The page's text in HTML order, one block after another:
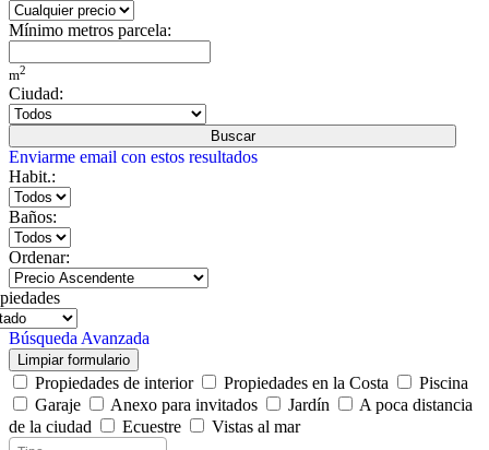
Mínimo metros parcela:
m2
Ciudad:
Buscar
Enviarme email con estos resultados
Habit.:
Baños:
Ordenar:
Búsqueda Avanzada
Limpiar formulario
Propiedades de interior Propiedades en la Costa
Piscina
Garaje
Anexo para invitados Jardín
A poca distancia
de la ciudad
Ecuestre Vistas al mar